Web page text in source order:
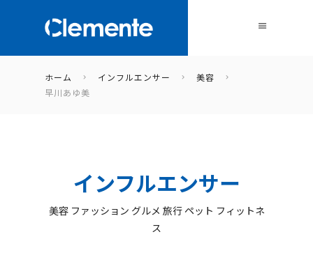
ホーム インフルエンサー
美容
早川あゆ美
インフルエンサー
美容 ファッション グルメ 旅行 ペット フィットネ
ス